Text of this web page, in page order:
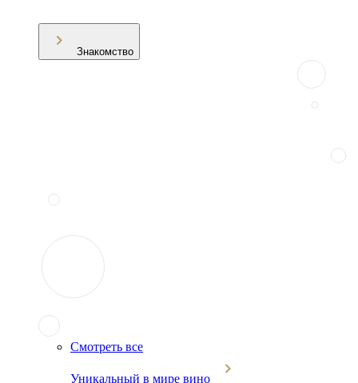
Знакомство
Смотреть все
Уникальный в мире вино